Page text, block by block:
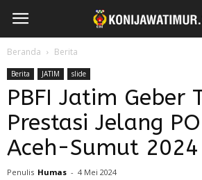
Beranda Berita
Berita JATIM slide
PBFI Jatim Geber
Prestasi Jelang
Aceh-Sumut 2024
Penulis Humas - 4 Mei 2024